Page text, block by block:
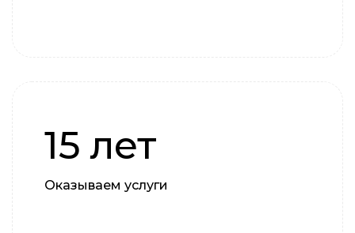
15 лет
Оказываем услуги